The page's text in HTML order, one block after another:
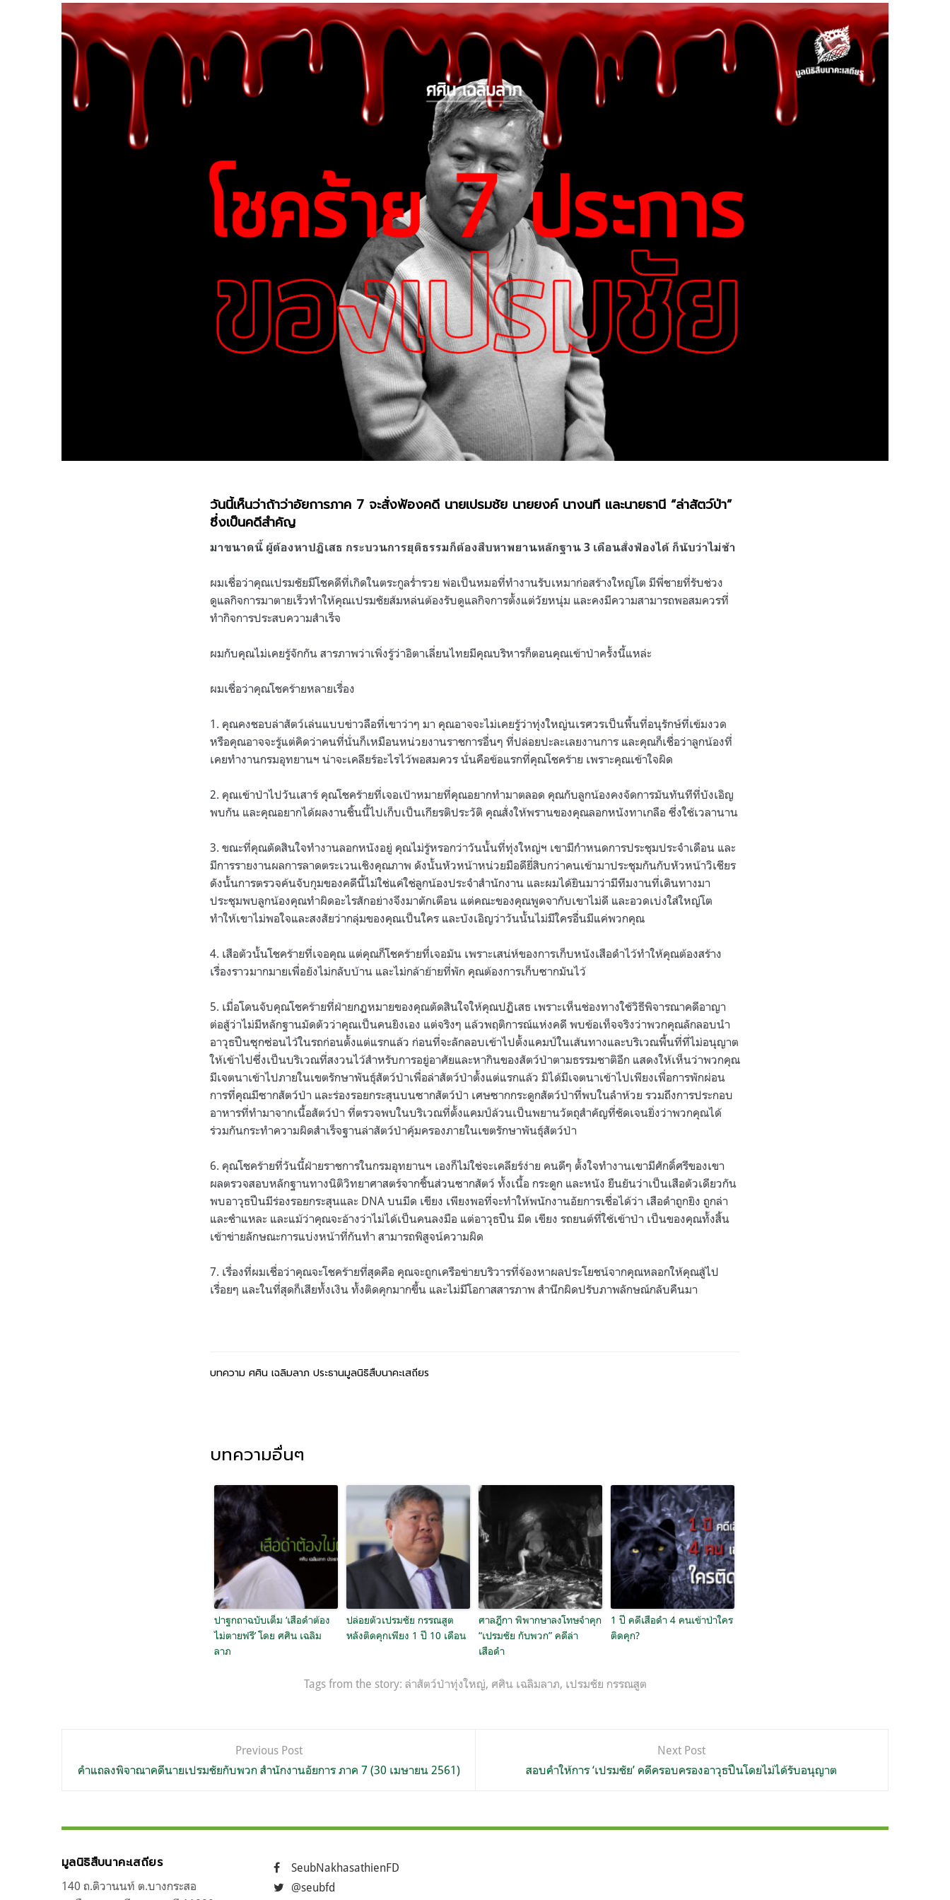
วันนี้เห็นว่าถ้าว่าอัยการภาค 7 จะสั่งฟ้องคดี นายเปรมชัย นายยงค์ นางนที และนายธานี “ล่าสัตว์ป่า”
ซึ่งเป็นคดีสำคัญ
มาขนาดนี้ ผู้ต้องหาปฏิเสธ กระบวนการยุติธรรมก็ต้องสืบหาพยานหลักฐาน 3 เดือนสั่งฟ้องได้ ก็นับว่าไม่ช้า
ผมเชื่อว่าคุณเปรมชัยมีโชคดีที่เกิดในตระกูลร่ำรวย พ่อเป็นหมอที่ทำงานรับเหมาก่อสร้างใหญ่โต มีพี่ชายที่รับช่วง
ดูแลกิจการมาตายเร็วทำให้คุณเปรมชัยส้มหล่นต้องรับดูแลกิจการตั้งแต่วัยหนุ่ม และคงมีความสามารถพอสมควรที่
ทำกิจการประสบความสำเร็จ
ผมกับคุณไม่เคยรู้จักกัน สารภาพว่าเพิ่งรู้ว่าอิตาเลี่ยนไทยมีคุณบริหารก็ตอนคุณเข้าป่าครั้งนี้แหล่ะ
ผมเชื่อว่าคุณโชคร้ายหลายเรื่อง
1. คุณคงชอบล่าสัตว์เล่นแบบข่าวลือที่เขาว่าๆ มา คุณอาจจะไม่เคยรู้ว่าทุ่งใหญ่นเรศวรเป็นพื้นที่อนุรักษ์ที่เข้มงวด
หรือคุณอาจจะรู้แต่คิดว่าคนที่นั่นก็เหมือนหน่วยงานราชการอื่นๆ ที่ปล่อยปะละเลยงานการ และคุณก็เชื่อว่าลูกน้องที่
เคยทำงานกรมอุทยานฯ น่าจะเคลียร์อะไรไว้พอสมควร นั่นคือข้อแรกที่คุณโชคร้าย เพราะคุณเข้าใจผิด
2. คุณเข้าป่าไปวันเสาร์ คุณโชคร้ายที่เจอเป้าหมายที่คุณอยากทำมาตลอด คุณกับลูกน้องคงจัดการมันทันทีที่บังเอิญ
พบกัน และคุณอยากได้ผลงานชิ้นนี้ไปเก็บเป็นเกียรติประวัติ คุณสั่งให้พรานของคุณลอกหนังทาเกลือ ซึ่งใช้เวลานาน
3. ขณะที่คุณตัดสินใจทำงานลอกหนังอยู่ คุณไม่รู้หรอกว่าวันนั้นที่ทุ่งใหญ่ฯ เขามีกำหนดการประชุมประจำเดือน และ
มีการรายงานผลการลาดตระเวนเชิงคุณภาพ ดังนั้นหัวหน้าหน่วยมือดียี่สิบกว่าคนเข้ามาประชุมกันกับหัวหน้าวิเชียร
ดังนั้นการตรวจค้นจับกุมของคดีนี้ไม่ใช่แค่ใช่ลูกน้องประจำสำนักงาน และผมได้ยินมาว่ามีทีมงานที่เดินทางมา
ประชุมพบลูกน้องคุณทำผิดอะไรสักอย่างจึงมาตักเตือน แต่คณะของคุณพูดจากับเขาไม่ดี และอวดเบ่งใส่ใหญ่โต
ทำให้เขาไม่พอใจและสงสัยว่ากลุ่มของคุณเป็นใคร และบังเอิญว่าวันนั้นไม่มีใครอื่นมีแค่พวกคุณ
4. เสือตัวนั้นโชคร้ายที่เจอคุณ แต่คุณก็โชคร้ายที่่เจอมัน เพราะเสน่ห์ของการเก็บหนังเสือดำไว้ทำให้คุณต้องสร้าง
เรื่องราวมากมายเพื่อยังไม่กลับบ้าน และไม่กล้าย้ายที่พัก คุณต้องการเก็บซากมันไว้
5. เมื่อโดนจับคุณโชคร้ายที่ฝ่ายกฏหมายของคุณตัดสินใจให้คุณปฏิเสธ เพราะเห็นช่องทางใช้วิธีพิจารณาคดีอาญา
ต่อสู้ว่าไม่มีหลักฐานมัดตัวว่าคุณเป็นคนยิงเอง แต่จริงๆ แล้วพฤติการณ์แห่งคดี พบข้อเท็จจริงว่าพวกคุณลักลอบนำ
อาวุธปืนซุกซ่อนไว้ในรถก่อนตั้งแต่แรกแล้ว ก่อนที่จะลักลอบเข้าไปตั้งแคมป์ในเส้นทางและบริเวณพื้นที่ที่ไม่อนุญาต
ให้เข้าไปซึ่งเป็นบริเวณที่สงวนไว้สำหรับการอยู่อาศัยและหากินของสัตว์ป่าตามธรรมชาติอีก แสดงให้เห็นว่าพวกคุณ
มีเจตนาเข้าไปภายในเขตรักษาพันธุ์สัตว์ป่าเพื่อล่าสัตว์ป่าตั้งแต่แรกแล้ว มิได้มีเจตนาเข้าไปเพียงเพื่อการพักผ่อน
การที่คุณมีซากสัตว์ป่า และร่องรอยกระสุนบนซากสัตว์ป่า เศษซากกระดูกสัตว์ป่าที่พบในลำห้วย รวมถึงการประกอบ
อาหารที่ทำมาจากเนื้อสัตว์ป่า ที่ตรวจพบในบริเวณที่ตั้งแคมป์ล้วนเป็นพยานวัตถุสำคัญที่ชัดเจนยิ่งว่าพวกคุณได้
ร่วมกันกระทำความผิดสำเร็จฐานล่าสัตว์ป่าคุ้มครองภายในเขตรักษาพันธุ์สัตว์ป่า
6. คุณโชคร้ายที่วันนี้ฝ่ายราชการในกรมอุทยานฯ เองก็ไม่ใช่จะเคลียร์ง่าย คนดีๆ ตั้งใจทำงานเขามีศักดิ์ศรีของเขา
ผลตรวจสอบหลักฐานทางนิติวิทยาศาสตร์จากชิ้นส่วนซากสัตว์ ทั้งเนื้อ กระดูก และหนัง ยืนยันว่าเป็นเสือตัวเดียวกัน
พบอาวุธปืนมีร่องรอยกระสุนและ DNA บนมีด เขียง เพียงพอที่จะทำให้พนักงานอัยการเชื่อได้ว่า เสือดำถูกยิง ถูกล่า
และชำแหละ และแม้ว่าคุณจะอ้างว่าไม่ได้เป็นคนลงมือ แต่อาวุธปืน มีด เขียง รถยนต์ที่ใช้เข้าป่า เป็นของคุณทั้งสิ้น
เข้าข่ายลักษณะการแบ่งหน้าที่กันทำ สามารถพิสูจน์ความผิด
7. เรื่องที่ผมเชื่อว่าคุณจะโชคร้ายที่สุดคือ คุณจะถูกเครือข่ายบริวารที่จ้องหาผลประโยชน์จากคุณหลอกให้คุณสู้ไป
เรื่อยๆ และในที่สุดก็เสียทั้งเงิน ทั้งติดคุกมากขึ้น และไม่มีโอกาสสารภาพ สำนึกผิดปรับภาพลักษณ์กลับคืนมา
บทความ ศศิน เฉลิมลาภ ประธานมูลนิธิสืบนาคะเสถียร
บทความอื่นๆ
ปาฐกถาฉบับเต็ม ‘เสือดำต้อง
ไม่ตายฟรี’ โดย ศศิน เฉลิม
ลาภ
ปล่อยตัวเปรมชัย กรรณสูต
หลังติดคุกเพียง 1 ปี 10 เดือน
ศาลฎีกา พิพากษาลงโทษจำคุก
“เปรมชัย กับพวก” คดีล่า
เสือดำ
1 ปี คดีเสือดำ 4 คนเข้าป่าใคร
ติดคุก?
Tags from the story: ล่าสัตว์ป่าทุ่งใหญ่, ศศิน เฉลิมลาภ, เปรมชัย กรรณสูต
เรื่อง
Previous Post
คำแถลงพิจาณาคดีนายเปรมชัยกับพวก สำนักงานอัยการ ภาค 7 (30 เมษายน 2561)
Next Post
สอบคำให้การ ‘เปรมชัย’ คดีครอบครองอาวุธปืนโดยไม่ได้รับอนุญาต
มูลนิธิสืบนาคะเสถียร
140 ถ.ติวานนท์ ต.บางกระสอ
SeubNakhasathienFD
@seubfd